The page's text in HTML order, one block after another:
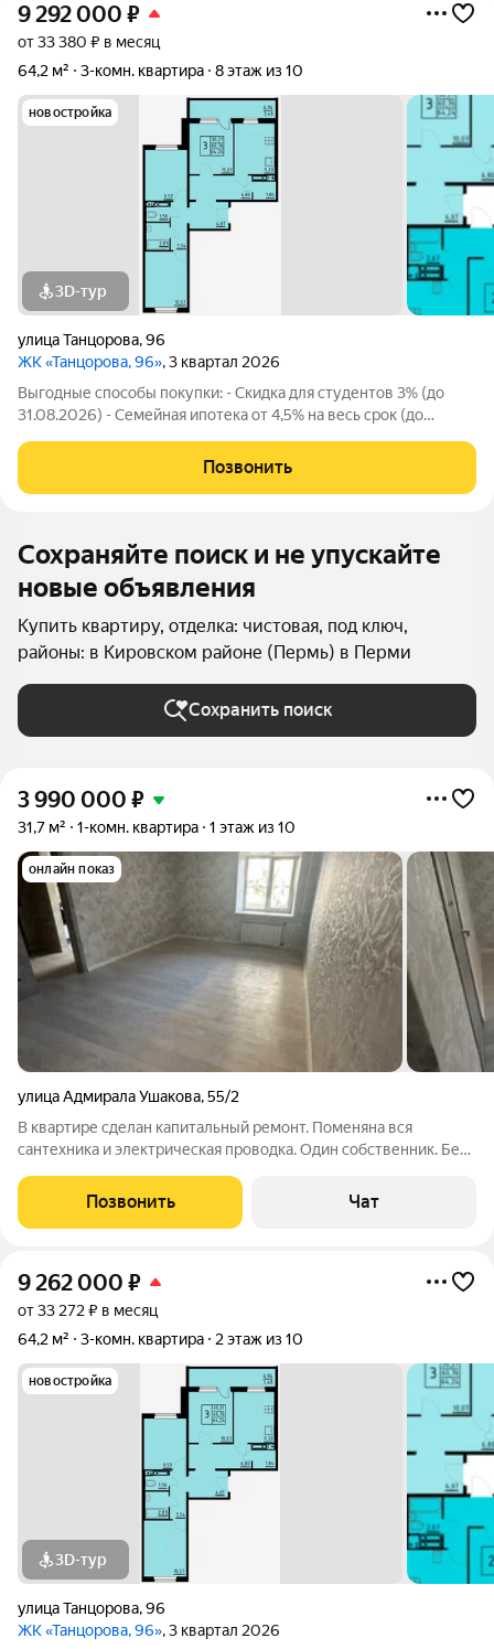
9 292 000 ₽
от 33 380 ₽ в месяц
64,2 м²
3-комн. квартира 8 этаж из 10
новостройка
3D-тур
улица Танцорова,96
ЖК «Танцорова, 96», 3 квартал 2026
Выгодные способы покупки: - Скидка для студентов 3% (до
31.08.2026) - Семейная ипотека от 4,5% на весь срок (до
Скидка до 3% за каждого ребёнка (до 31.08.2026) -
Материнский и жилищный
Позвонить
Сохраняйте поиск и не упускайте
новые объявления
Купить квартиру, отделка: чистовая, под ключ,
районы: в Кировском районе (Пермь) в Перми
Сохранить поиск
3 990 000 ₽
31,7 м² 1-комн. квартира 1 этаж из 10
онлайн показ
улица Адмирала Ушакова,55/2
В квартире сделан капитальный ремонт. Поменяна вся
сантехника и электрическая проводка. Один собственник. Без
беспокоитьПозвонить Чат
9 262 000 ₽
от 33 272 ₽ в месяц
64,2 м²
3-комн. квартира 2 этаж из 10
новостройка
3D-тур
улица Танцорова,96
ЖК «Танцорова, 96», 3 квартал 2026